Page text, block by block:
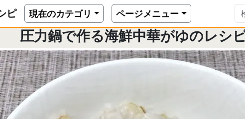
ピ 現在のカテゴリ ページメニュー
力鍋は魔法の調理器具 圧力鍋で作る海鮮中華がゆのレシピ
圧力鍋で作る海鮮中華がゆのレシ